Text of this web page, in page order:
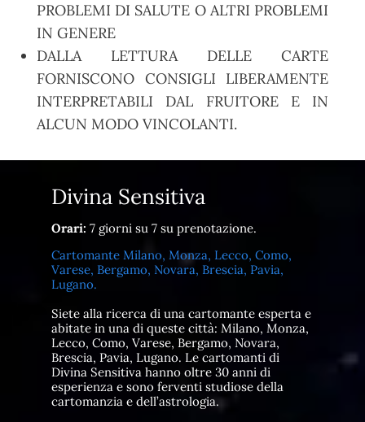
PROBLEMI DI SALUTE O ALTRI PROBLEMI
IN GENERE
DALLA LETTURA DELLE CARTE
FORNISCONO CONSIGLI LIBERAMENTE
INTERPRETABILI DAL FRUITORE E IN
ALCUN MODO VINCOLANTI.
Divina Sensitiva
Orari: 7 giorni su 7 su prenotazione.
Cartomante Milano, Monza, Lecco, Como,
Varese, Bergamo, Novara, Brescia, Pavia,
Lugano.
Siete alla ricerca di una cartomante esperta e
abitate in una di queste città: Milano, Monza,
Lecco, Como, Varese, Bergamo, Novara,
Brescia, Pavia, Lugano. Le cartomanti di
Divina Sensitiva hanno oltre 30 anni di
esperienza e sono ferventi studiose della
cartomanzia e dell’astrologia.